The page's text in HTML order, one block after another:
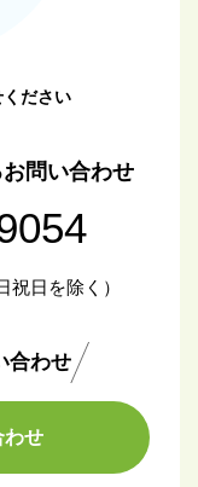
ださい
問い合わせ
日を除く）
合わせ
わせ